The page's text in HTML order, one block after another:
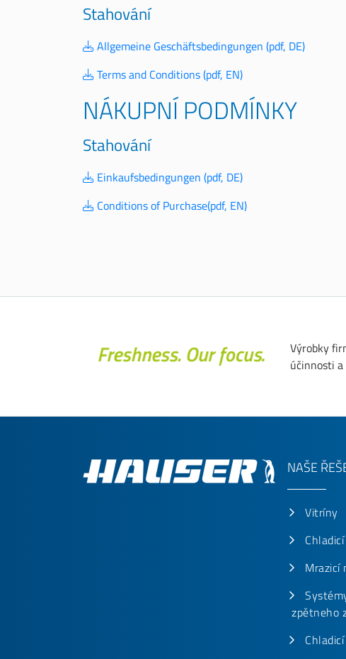
Stahování
Allgemeine Geschäftsbedingungen (pdf, DE)
Terms and Conditions (pdf, EN)
NÁKUPNÍ PODMÍNKY
Stahování
Einkaufsbedingungen (pdf, DE)
Conditions of Purchase(pdf, EN)
Výrobky
účinnosti
NAŠE
Vitríny
Mrazicí
zpětneho